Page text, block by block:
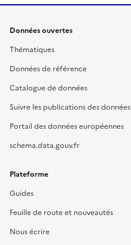
Données ouvertes
Thématiques
Données de référence
Catalogue de données
Suivre les publications des données
Portail des données européennes
schema.data.gouv.fr
Plateforme
Guides
Feuille de route et nouveautés
Nous écrire